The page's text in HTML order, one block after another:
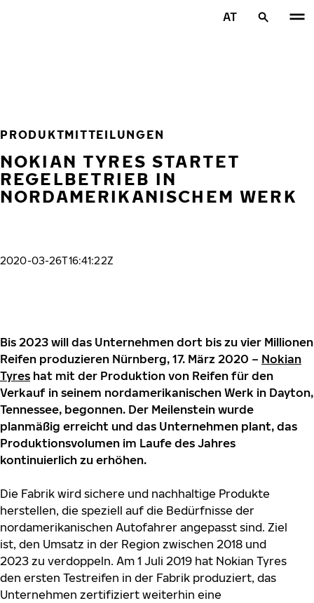
AT
PRODUKTMITTEILUNGEN
NOKIAN TYRES STARTET
REGELBETRIEB IN
NORDAMERIKANISCHEM WERK
2020-03-26T16:41:22Z
Bis 2023 will das Unternehmen dort bis zu vier Millionen
Reifen produzieren Nürnberg, 17. März 2020 – Nokian
Tyres hat mit der Produktion von Reifen für den
Verkauf in seinem nordamerikanischen Werk in Dayton,
Tennessee, begonnen. Der Meilenstein wurde
planmäßig erreicht und das Unternehmen plant, das
Produktionsvolumen im Laufe des Jahres
kontinuierlich zu erhöhen.
Die Fabrik wird sichere und nachhaltige Produkte
herstellen, die speziell auf die Bedürfnisse der
nordamerikanischen Autofahrer angepasst sind. Ziel
ist, den Umsatz in der Region zwischen 2018 und
2023 zu verdoppeln. Am 1 Juli 2019 hat Nokian Tyres
den ersten Testreifen in der Fabrik produziert, das
Unternehmen zertifiziert weiterhin eine